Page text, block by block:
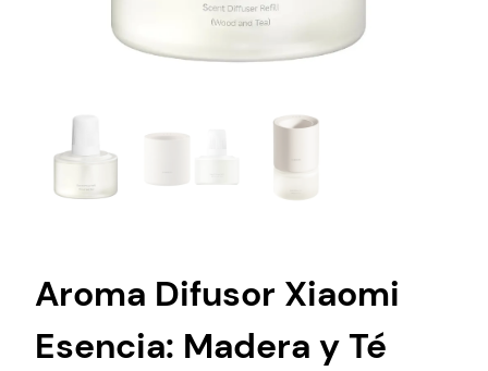
Aroma Difusor Xiaomi
Esencia: Madera y Té